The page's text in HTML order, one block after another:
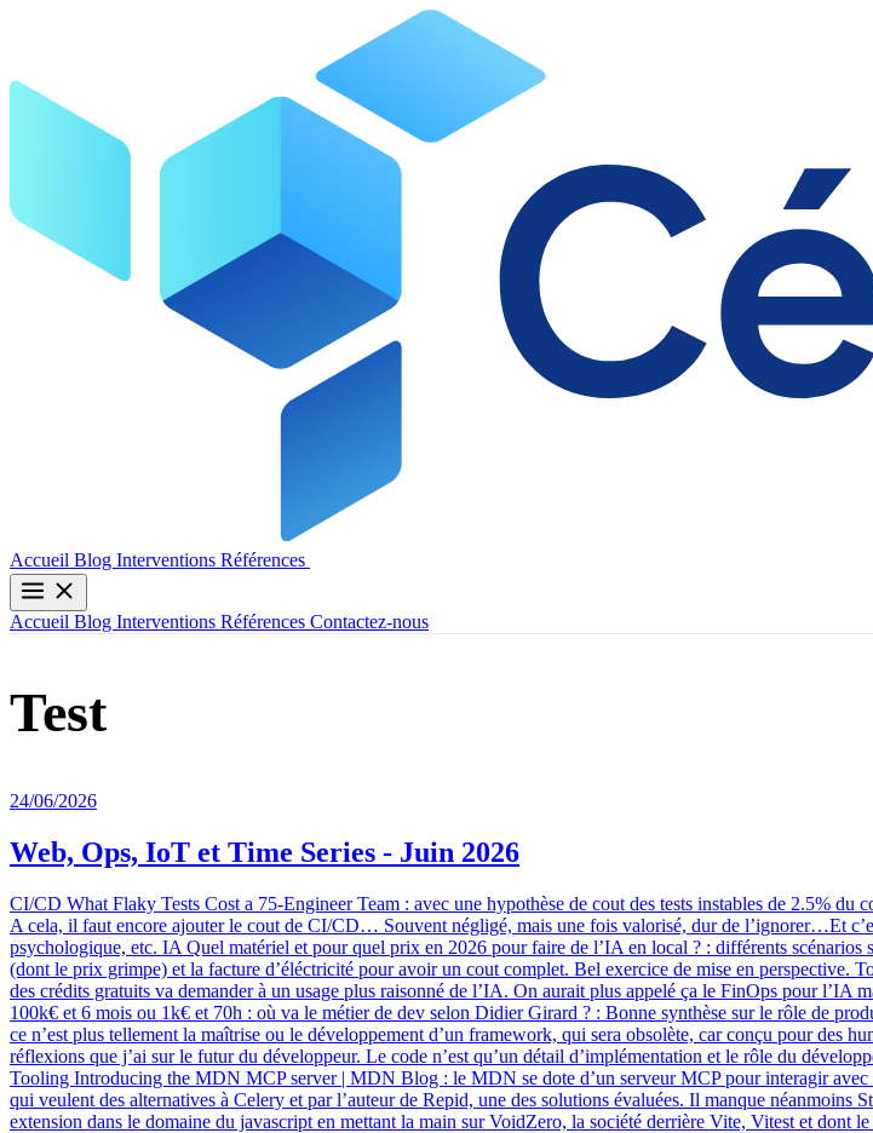
Accueil Blog Interventions Références
Accueil Blog Interventions Références Contactez-nous
Test
24/06/2026
Web, Ops, IoT et Time Series - Juin 2026
CI/CD What Flaky Tests Cost a 75-Engineer Team : avec une hypothèse de cout des tests instables de 2.5%
A cela, il faut encore ajouter le cout de CI/CD… Souvent négligé, mais une fois valorisé, dur de l’ignorer…Et
psychologique, etc. IA Quel matériel et pour quel prix en 2026 pour faire de l’IA en local ? : différents
(dont le prix grimpe) et la facture d’éléctricité pour avoir un cout complet. Bel exercice de mise en
des crédits gratuits va demander à un usage plus raisonné de l’IA. On aurait plus appelé ça le FinOps pour
100k€ et 6 mois ou 1k€ et 70h : où va le métier de dev selon Didier Girard ? : Bonne synthèse sur le rôle de
ce n’est plus tellement la maîtrise ou le développement d’un framework, qui sera obsolète, car conçu pour des
réflexions que j’ai sur le futur du développeur. Le code n’est qu’un détail d’implémentation et le rôle du
Tooling Introducing the MDN MCP server | MDN Blog : le MDN se dote d’un serveur MCP pour interagir
qui veulent des alternatives à Celery et par l’auteur de Repid, une des solutions évaluées. Il manque
extension dans le domaine du javascript en mettant la main sur VoidZero, la société derrière Vite, Vitest et dont